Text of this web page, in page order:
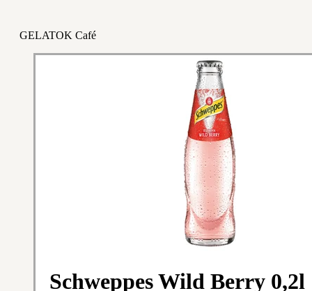
GELATOK Café
Schweppes Wild Berry 0,2l